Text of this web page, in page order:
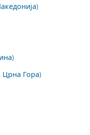
Црна Гора)